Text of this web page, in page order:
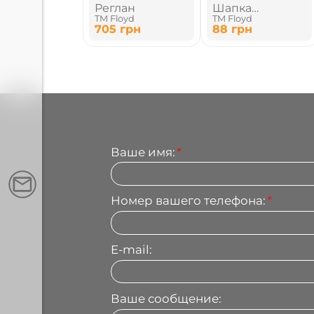
Реглан
TM Floyd
705 грн
Шапка
двухслойная
TM Floyd
88 грн
Ваше имя:*
Номер вашего телефона:*
E-mail:
Ваше сообщение: